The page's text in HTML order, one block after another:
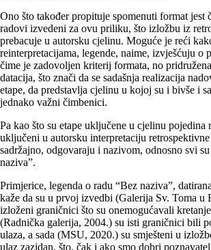
Ono što također propituje spomenuti format jest
radovi izvedeni za ovu priliku, što izložbu iz
prebacuje u autorsku cjelinu. Moguće je reći
reinterpretacijama, legende, naime, izvješćuju o
čime je zadovoljen kriterij formata, no
datacija, što znači da se sadašnja realizacija
etape, da predstavlja cjelinu u kojoj su i bivše i
jednako važni čimbenici.
Pa kao što su etape uključene u cjelinu pojedina
uključeni u autorsku interpretaciju
sadržajno, odgovaraju i nazivom, odnosno svi
naziva”.
Primjerice, legenda o radu “Bez naziva”,
kaže da su u prvoj izvedbi (Galerija Sv. Toma
izloženi graničnici što su onemogućavali
(Radnička galerija, 2004.) su isti graničnici bili
ulaza, a sada (MSU, 2020.) su smješteni u
ulaz zazidan, što, čak i ako smo dobri